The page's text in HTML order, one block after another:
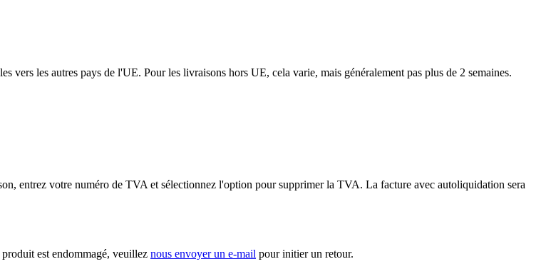
les autres pays de l'UE. Pour les livraisons hors UE, cela varie, mais généralement pas plus de 2 semaines.
entrez votre numéro de TVA et sélectionnez l'option pour supprimer la TVA. La facture avec autoliquidation sera
est endommagé, veuillez nous envoyer un e-mail pour initier un retour.